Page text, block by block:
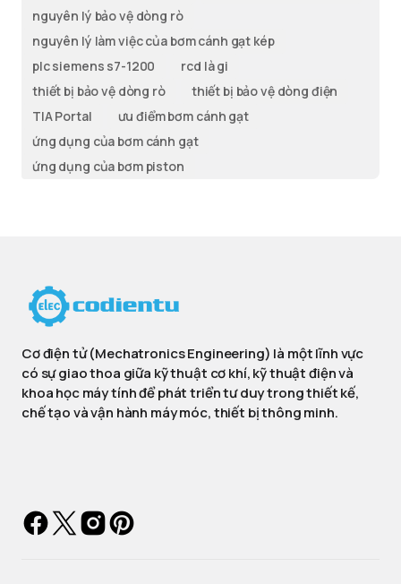
nguyên lý bảo vệ dòng rò
nguyên lý làm việc của bơm cánh gạt kép
plc siemens s7-1200
rcd là gi
thiết bị bảo vệ dòng rò
thiết bị bảo vệ dòng điện
TIA Portal
ưu điểm bơm cánh gạt
ứng dụng của bơm cánh gạt
ứng dụng của bơm piston
Cơ điện tử (Mechatronics Engineering) là một lĩnh vực
có sự giao thoa giữa kỹ thuật cơ khí, kỹ thuật điện và
khoa học máy tính để phát triển tư duy trong thiết kế,
chế tạo và vận hành máy móc, thiết bị thông minh.